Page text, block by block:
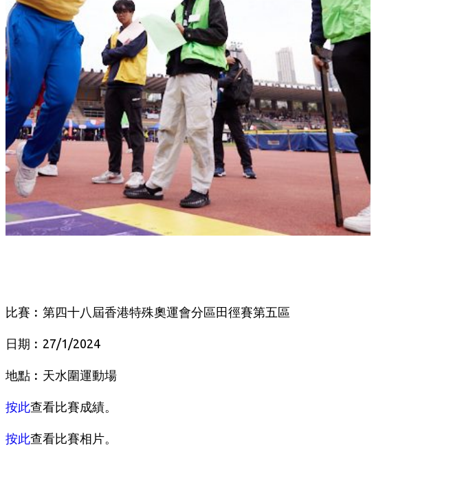
比賽︰第四十八屆香港特殊奧運會分區田徑賽第五區
日期︰27/1/2024
地點︰天水圍運動場
按此查看比賽成績。
按此查看比賽相片。